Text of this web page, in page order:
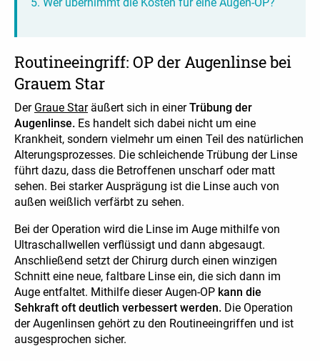
Routineeingriff: OP der Augenlinse bei
Grauem Star
Der Graue Staräußert sich in einerTrübung der
Augenlinse. Es handelt sich dabei nicht um eine
Krankheit, sondern vielmehr um einen Teil des natürlichen
Alterungsprozesses. Die schleichende Trübung der Linse
führt dazu, dass die Betroffenen unscharf oder matt
sehen. Bei starker Ausprägung ist die Linse auch von
außen weißlich verfärbt zu sehen.
Bei der Operation wird die Linse im Auge mithilfe von
Ultraschallwellen verflüssigt und dann abgesaugt.
Anschließend setzt der Chirurg durch einen winzigen
Schnitt eine neue, faltbare Linse ein, die sich dann im
Auge entfaltet. Mithilfe dieser Augen-OP kann die
Sehkraft oft deutlich verbessert werden. Die Operation
der Augenlinsen gehört zu den Routineeingriffen und ist
ausgesprochen sicher.